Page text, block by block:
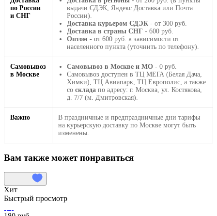
по России
и СНГ
выдачи СДЭК, Яндекс Доставка или Почта
России).
Доставка курьером СДЭК - от 300 руб.
Доставка в страны СНГ - 600 руб.
Оптом - от 600 руб. в зависимости от
населенного пункта (уточнить по телефону).
Самовывоз
в Москве
Самовывоз в Москве и МО - 0 руб.
Самовывоз доступен в ТЦ МЕГА (Белая Дача,
Химки), ТЦ Авиапарк, ТЦ Европолис, а также
со склада по адресу: г. Москва, ул. Костякова,
д. 7/7 (м. Дмитровская).
Важно
В праздничные и предпраздничные дни тарифы
на курьерскую доставку по Москве могут быть
изменены.
Вам также может понравиться
Хит
Быстрый просмотр